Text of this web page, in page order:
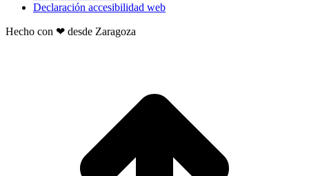
Declaración accesibilidad web
Hecho con ❤ desde Zaragoza